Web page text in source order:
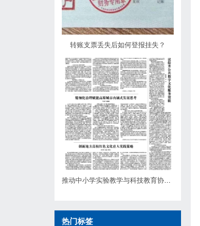
转账支票丢失后如何登报挂失？
热门标签